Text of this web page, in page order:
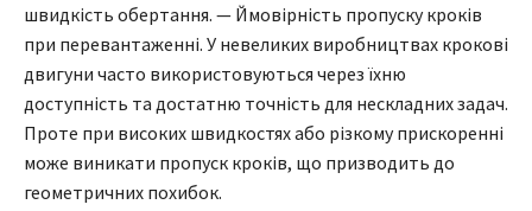
швидкість обертання. — Ймовірність пропуску кроків
при перевантаженні. У невеликих виробництвах крокові
двигуни часто використовуються через їхню
доступність та достатню точність для нескладних задач.
Проте при високих швидкостях або різкому прискоренні
може виникати пропуск кроків, що призводить до
геометричних похибок.